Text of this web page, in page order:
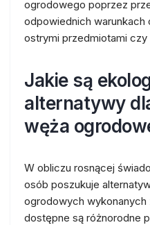
ogrodowego poprzez
odpowiednich warunkach
ostrymi przedmiotami
Jakie są
alternatywy
węża
W obliczu rosnącej
osób poszukuje
ogrodowych wykonanych
dostępne są różnorodne